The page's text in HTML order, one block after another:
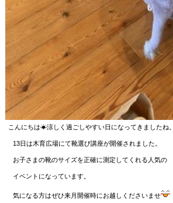
こんにちは☀涼しく過ごしやすい日になってきましたね。
13日は木育広場にて靴選び講座が開催されました。
お子さまの靴のサイズを正確に測定してくれる人気の
イベントになっています。
気になる方はぜひ来月開催時にお越しくださいませ